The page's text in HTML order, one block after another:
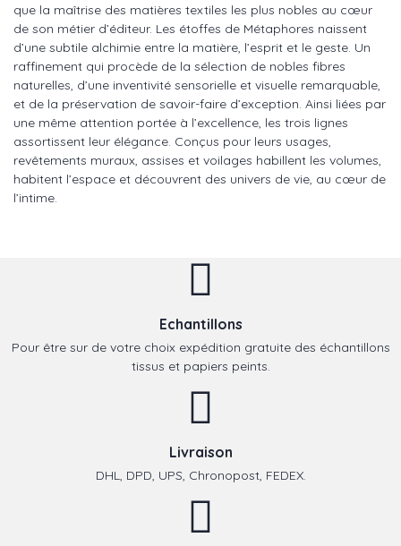
que la maîtrise des matières textiles les plus nobles au cœur
de son métier d’éditeur. Les étoffes de Métaphores naissent
d’une subtile alchimie entre la matière, l’esprit et le geste. Un
raffinement qui procède de la sélection de nobles fibres
naturelles, d’une inventivité sensorielle et visuelle remarquable,
et de la préservation de savoir-faire d’exception. Ainsi liées par
une même attention portée à l’excellence, les trois lignes
assortissent leur élégance. Conçus pour leurs usages,
revêtements muraux, assises et voilages habillent les volumes,
habitent l’espace et découvrent des univers de vie, au cœur de
l’intime.
Echantillons
Pour être sur de votre choix expédition gratuite des échantillons
tissus et papiers peints.
Livraison
DHL, DPD, UPS, Chronopost, FEDEX.